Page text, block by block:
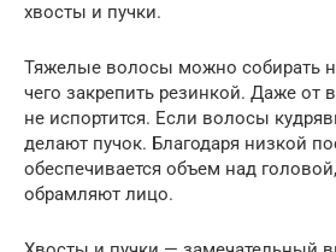
хвосты и пучки.
Тяжелые волосы можно собирать
чего закрепить резинкой. Даже от
не испортится. Если волосы
делают пучок. Благодаря низкой
обеспечивается объем над
обрамляют лицо.